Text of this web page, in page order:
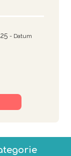
- Datum